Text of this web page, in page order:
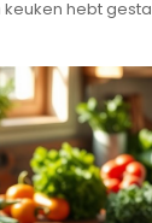
keuken hebt